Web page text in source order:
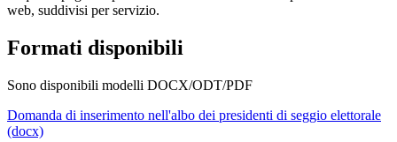
web, suddivisi per servizio.
Formati disponibili
Sono disponibili modelli DOCX/ODT/PDF
Domanda di inserimento nell'albo dei presidenti di seggio elettorale
(docx)